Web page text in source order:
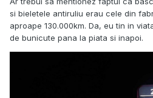
si bieletele antiruliu erau cele din
aproape 130.000km. Da, eu tin in
de bunicute pana la piata si inapoi.